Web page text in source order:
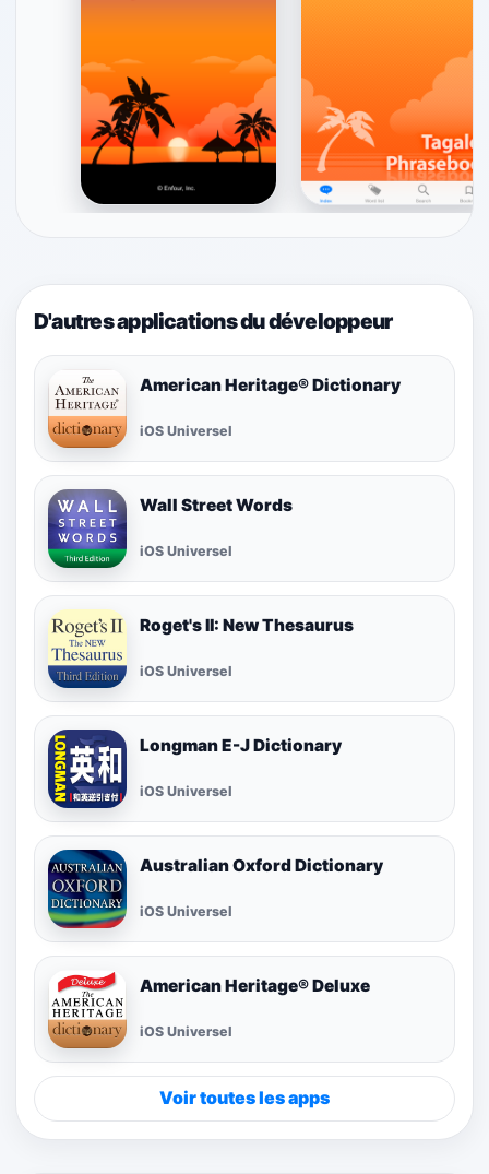
D'autres applications du développeur
American Heritage® Dictionary
iOS Universel
Wall Street Words
iOS Universel
Roget's II: New Thesaurus
iOS Universel
Longman E-J Dictionary
iOS Universel
Australian Oxford Dictionary
iOS Universel
American Heritage® Deluxe
iOS Universel
Voir toutes les apps